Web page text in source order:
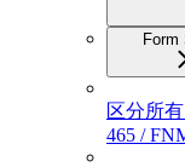
Form
区分所
465 /